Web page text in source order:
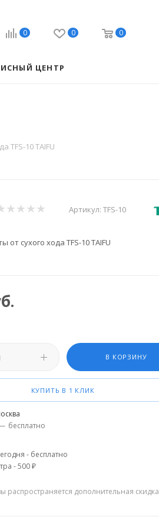
0 0 0
ЦЕНТР
TFS-10 TAIFU
Артикул: TFS-10
сухого хода TFS-10 TAIFU
В КОРЗИНУ
КУПИТЬ В 1 КЛИК
бесплатно
- бесплатно
- 500 ₽
распространяется дополнительная скидка